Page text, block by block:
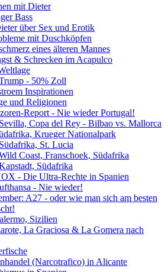
mit Dieter
Bass
über Sex und Erotik
mit Duschköpfen
eines älteren Mannes
& Schrecken im Acapulco
- 50% Zoll
Inspirationen
und Religionen
Report - Nie wieder Portugal!
Copa del Rey - Bilbao vs. Mallorca
Krueger Nationalpark
St. Lucia
Coast, Franschoek, Südafrika
Südafrika
- Die Ultra-Rechte in Spanien
- Nie wieder!
A27 - oder wie man sich am besten
Sizilien
La Graciosa & La Gomera nach
(Narcotrafico) in Alicante